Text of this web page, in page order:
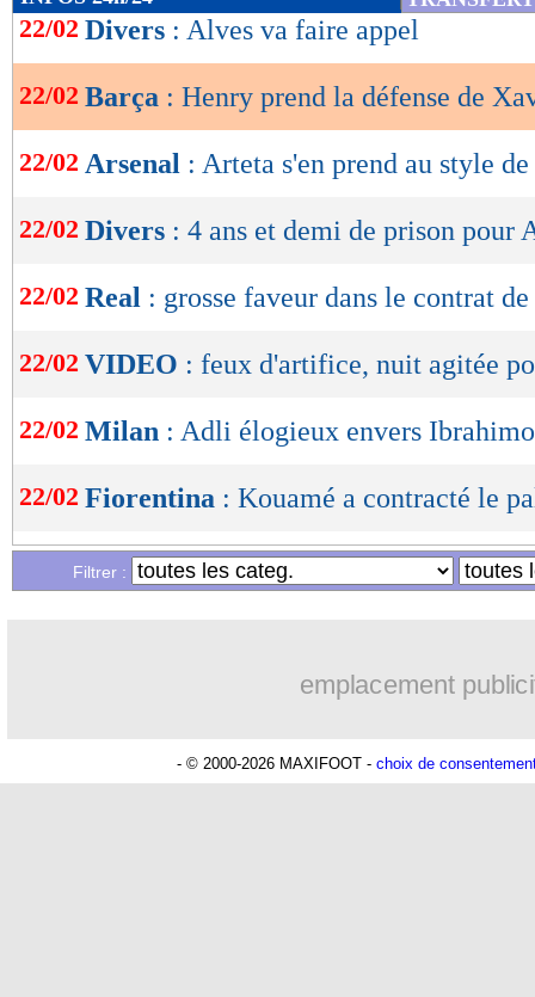
de
OK
22/02 Divers : Alves va faire appel
22/02 Barça : Henry prend la défense de
22/02 Arsenal : Arteta s'en prend au style
22/02 Divers : 4 ans et demi de prison pour
22/02 Real : grosse faveur dans le contrat
22/02 VIDEO : feux d'artifice, nuit agitée
22/02 Milan : Adli élogieux envers
22/02 Fiorentina : Kouamé a contracté le
Liste des brèves du mer. 21 février
Filtrer :
emplacement
- © 2000-2026 MAXIFOOT - choix de